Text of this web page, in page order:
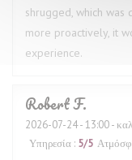
shrugged, which was
more proactively, it
experience.
RobertF
2026-07-24- 13:00 -
Υπηρεσία : 5/5